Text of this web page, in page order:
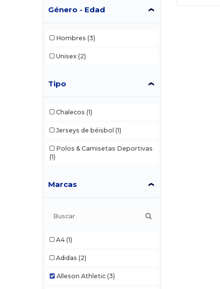
Género - Edad
Hombres (3)
Unisex (2)
Tipo
Chalecos (1)
Jerseys de béisbol (1)
Polos & Camisetas Deportivas
(1)
Marcas
A4 (1)
Adidas (2)
Alleson Athletic (3)